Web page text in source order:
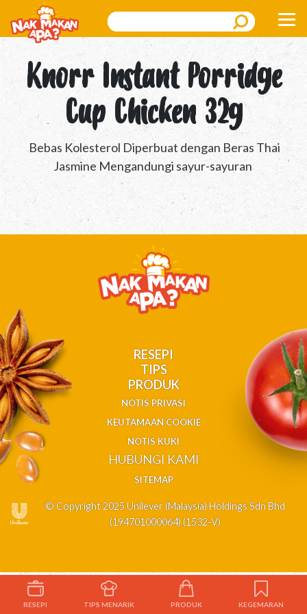
Search
Knorr Instant Porridge
Cup Chicken 32g
Bebas Kolesterol Diperbuat dengan Beras Thai
Jasmine Mengandungi sayur-sayuran
RESEPI
TIPS
PRODUK
NOTIS PRIVASI
KEUTAMAAN COOKIE
NOTIS KUKI
HUBUNGI KAMI
SITEMAP
© Copyright 2025 Unilever (Malaysia) Holdings Sdn Bhd
(194701000064) (1532-V)
RESEPI TIPS MENARIK PRODUK KEGEMARAN